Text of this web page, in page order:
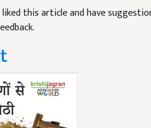
liked this article and have